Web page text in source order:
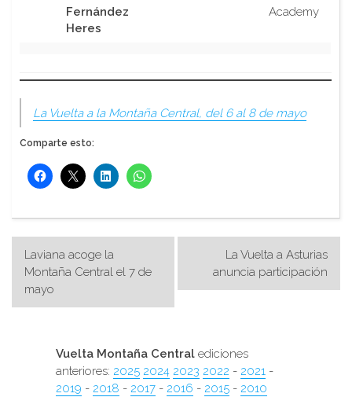
Fernández
Heres
Academy
La Vuelta a la Montaña Central, del 6 al 8 de mayo
Comparte esto:
Navegación
de
entradas
Laviana acoge la
Montaña Central el 7 de
mayo
La Vuelta a Asturias
anuncia participación
Vuelta Montaña Central ediciones
anteriores: 2025 2024 2023 2022 - 2021 -
2019 - 2018 - 2017 - 2016 - 2015 - 2010